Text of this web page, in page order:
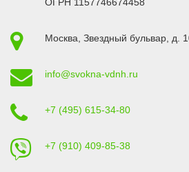
ОГРН 1157746674458
Москва, Звездный бульвар, д.
info@svokna-vdnh.ru
+7 (495) 615-34-80
+7 (910) 409-85-38